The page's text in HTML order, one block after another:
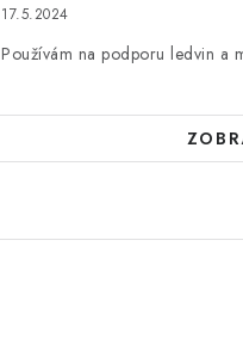
17.5.2024
Používám na podporu ledvin a